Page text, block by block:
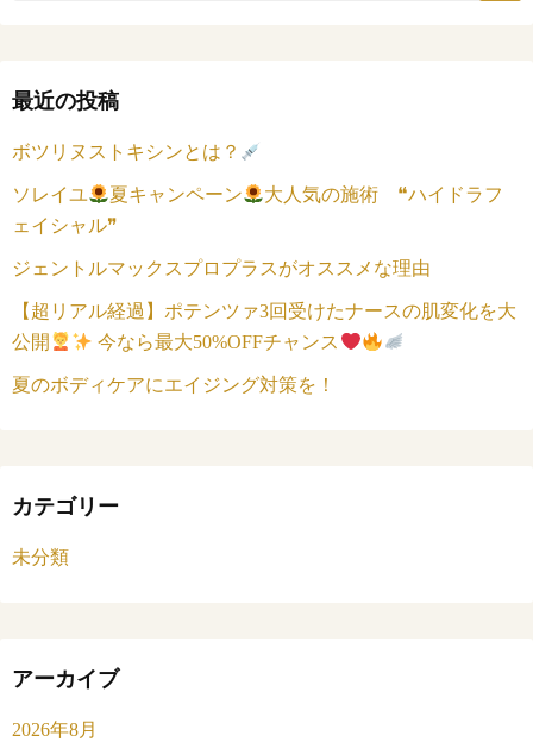
最近の投稿
ボツリヌストキシンとは？
ソレイユ 夏キャンペーン
大人気の施術 ❝ハイドラフ
ェイシャル❞
ジェントルマックスプロプラスがオススメな理由
【超リアル経過】ポテンツァ3回受けたナースの肌変化を大
公開
今なら最大50%OFFチャンス
夏のボディケアにエイジング対策を！
カテゴリー
未分類
アーカイブ
2026年8月